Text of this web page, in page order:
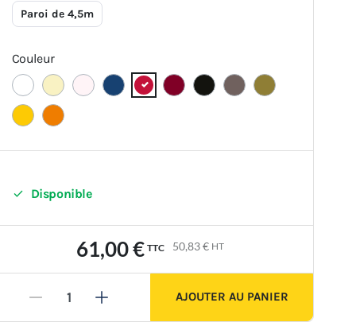
Paroi de 4,5m
Couleur
 Disponible
61,00 € TTC 50,83 € HT
- + AJOUTER AU PANIER